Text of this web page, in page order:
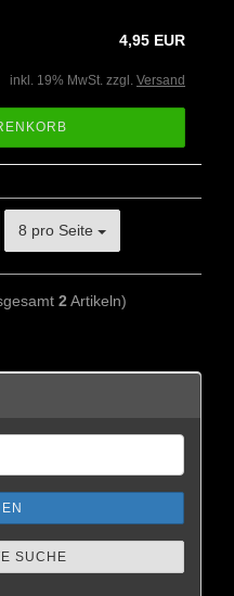
4,95 EUR
inkl. 19% MwSt. zzgl. Versand
8 pro Seite
2Artikeln)
SUCHE